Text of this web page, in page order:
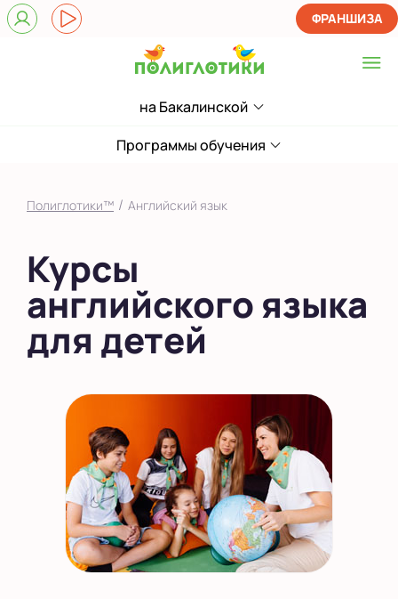
на Бакалинской
Выберите центр
на Бакалинской
ФРАНШИЗА
Программы обучения
Полиглотики™ / Английский язык
Курсы
английского языка
для детей